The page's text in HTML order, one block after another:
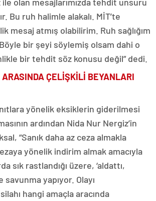
Bu ruh halimle alakalı. MİT’te
mesaj atmış olabilirim. Ruh sağlığım
bir şeyi söylemiş olsam dahi o
bir tehdit söz konusu değil” dedi.
ÇELİŞKİLİ BEYANLARI
yönelik eksiklerin giderilmesi
ardından Nida Nur Nergiz’in
“Sanık daha az ceza almakla
yönelik indirim almak amacıyla
sık rastlandığı üzere, ‘aldattı,
yapıyor. Olayı
hangi amaçla aracında